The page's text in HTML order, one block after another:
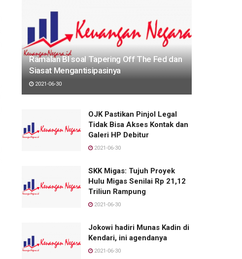
Ramalan BI soal Tapering Off The Fed dan
Siasat Mengantisipasinya
2021-06-30
OJK Pastikan Pinjol Legal
Tidak Bisa Akses Kontak dan
Galeri HP Debitur
2021-06-30
SKK Migas: Tujuh Proyek
Hulu Migas Senilai Rp 21,12
Triliun Rampung
2021-06-30
Jokowi hadiri Munas Kadin di
Kendari, ini agendanya
2021-06-30